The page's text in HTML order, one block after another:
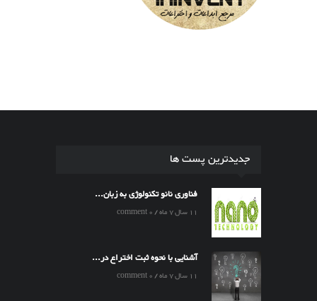
جدیدترین پست ها
فناوری نانو تکنولوژی به زبان...
11 سال 7 ماه / 0 comment
آشنایی با نحوه ثبت اختراع در...
11 سال 7 ماه / 0 comment